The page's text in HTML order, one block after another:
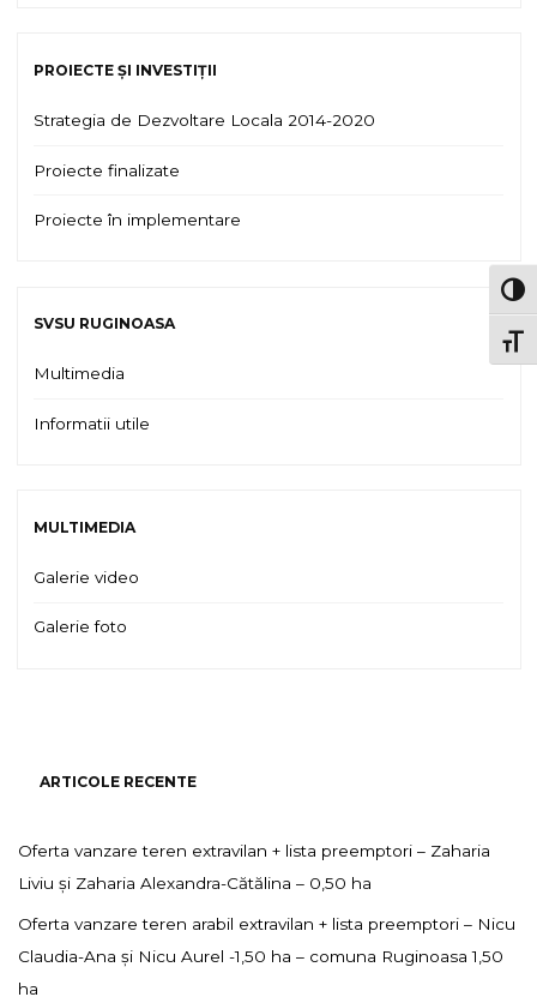
PROIECTE ȘI INVESTIȚII
Strategia de Dezvoltare Locala 2014-2020
Proiecte finalizate
Proiecte în implementare
SVSU RUGINOASA
Multimedia
Informatii utile
MULTIMEDIA
Galerie video
Galerie foto
ARTICOLE RECENTE
Oferta vanzare teren extravilan + lista preemptori – Zaharia
Liviu și Zaharia Alexandra-Cătălina – 0,50 ha
Oferta vanzare teren arabil extravilan + lista preemptori – Nicu
Claudia-Ana și Nicu Aurel -1,50 ha – comuna Ruginoasa 1,50
ha